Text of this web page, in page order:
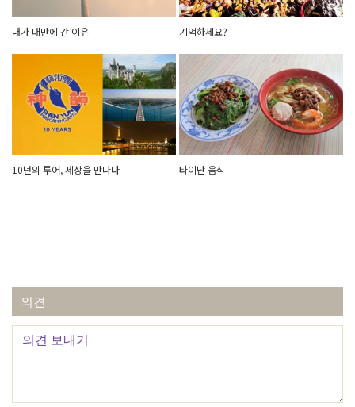
내가 대만에 간 이유 기억하세요?
10년의 투어, 세상을 만나다 타이난 음식
의견